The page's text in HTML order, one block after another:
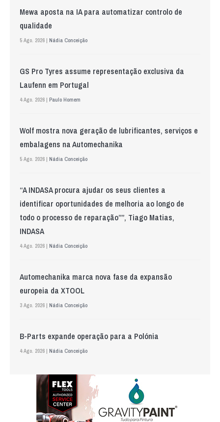
Mewa aposta na IA para automatizar controlo de
qualidade
5 Ago. 2026 | Nádia Conceição
GS Pro Tyres assume representação exclusiva da
Laufenn em Portugal
4 Ago. 2026 | Paulo Homem
Wolf mostra nova geração de lubrificantes, serviços e
embalagens na Automechanika
5 Ago. 2026 | Nádia Conceição
“A INDASA procura ajudar os seus clientes a
identificar oportunidades de melhoria ao longo de
todo o processo de reparação””, Tiago Matias,
INDASA
4 Ago. 2026 | Nádia Conceição
Automechanika marca nova fase da expansão
europeia da XTOOL
3 Ago. 2026 | Nádia Conceição
B-Parts expande operação para a Polónia
4 Ago. 2026 | Nádia Conceição